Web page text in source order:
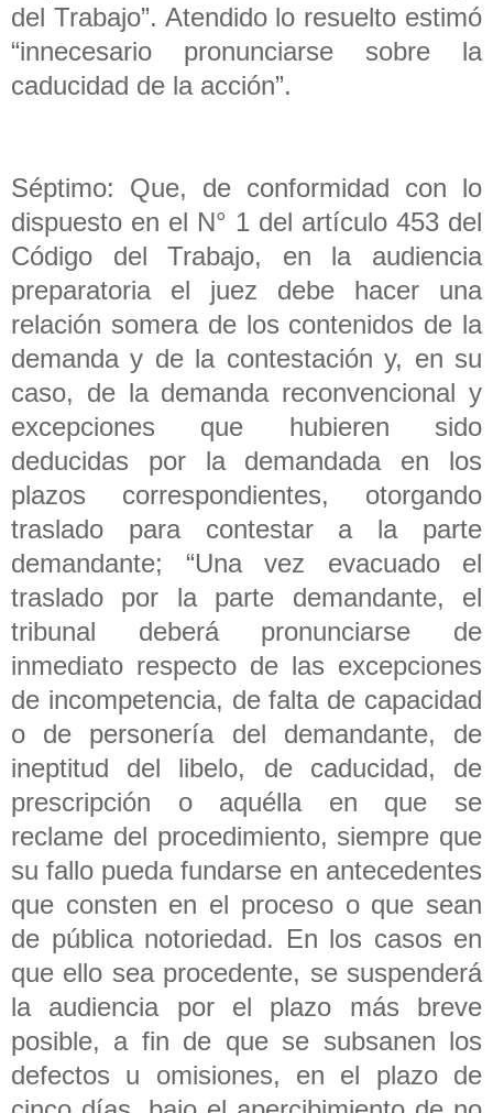
del Trabajo”. Atendido lo resuelto estimó
“innecesario pronunciarse sobre la
caducidad de la acción”.
Séptimo: Que, de conformidad con lo
dispuesto en el N° 1 del artículo 453 del
Código del Trabajo, en la audiencia
preparatoria el juez debe hacer una
relación somera de los contenidos de la
demanda y de la contestación y, en su
caso, de la demanda reconvencional y
excepciones que hubieren sido
deducidas por la demandada en los
plazos correspondientes, otorgando
traslado para contestar a la parte
demandante; “Una vez evacuado el
traslado por la parte demandante, el
tribunal deberá pronunciarse de
inmediato respecto de las excepciones
de incompetencia, de falta de capacidad
o de personería del demandante, de
ineptitud del libelo, de caducidad, de
prescripción o aquélla en que se
reclame del procedimiento, siempre que
su fallo pueda fundarse en antecedentes
que consten en el proceso o que sean
de pública notoriedad. En los casos en
que ello sea procedente, se suspenderá
la audiencia por el plazo más breve
posible, a fin de que se subsanen los
defectos u omisiones, en el plazo de